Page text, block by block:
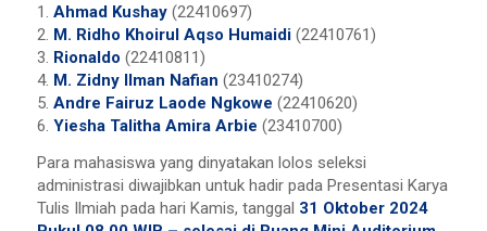
1. Ahmad Kushay(22410697)
2. M. Ridho Khoirul Aqso Humaidi(22410761)
3. Rionaldo (22410811)
4. M. Zidny Ilman Nafian (23410274)
5. Andre Fairuz Laode Ngkowe (22410620)
6. Yiesha Talitha Amira Arbie (23410700)
Para mahasiswa yang dinyatakan lolos seleksi
administrasi diwajibkan untuk hadir pada Presentasi Karya
Tulis Ilmiah pada hari Kamis, tanggal 31 Oktober 2024